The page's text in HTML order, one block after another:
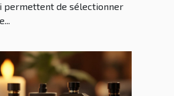
permettent de sélectionner